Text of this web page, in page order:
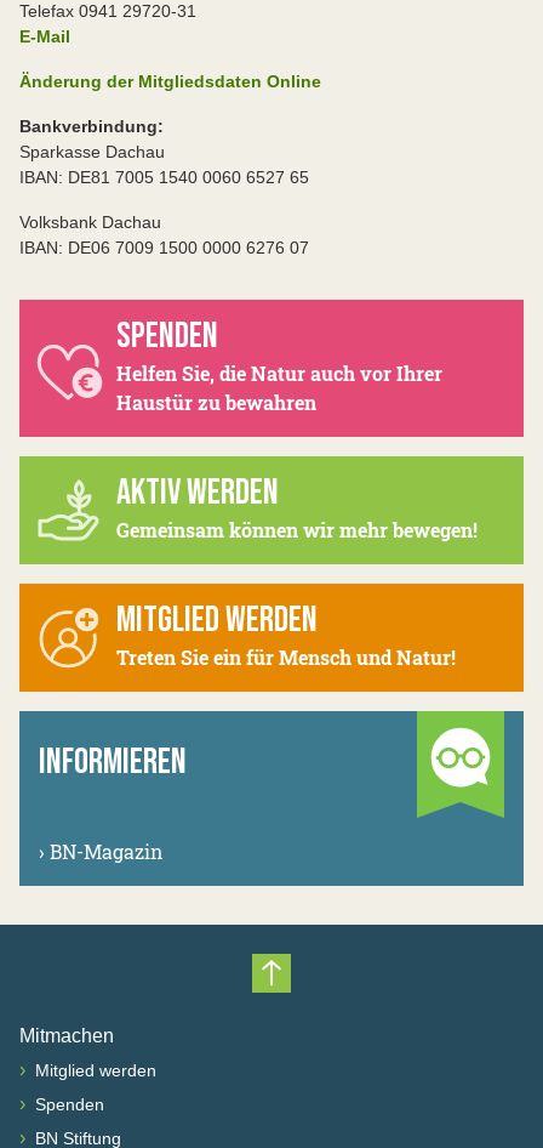
Telefax 0941 29720-31
E-Mail
Änderung der Mitgliedsdaten Online
Bankverbindung:
Sparkasse Dachau
IBAN: DE81 7005 1540 0060 6527 65
Volksbank Dachau
IBAN: DE06 7009 1500 0000 6276 07
SPENDEN
Helfen Sie, die Natur auch vor Ihrer
Haustür zu bewahren
AKTIV WERDEN
Gemeinsam können wir mehr bewegen!
MITGLIED WERDEN
Treten Sie ein für Mensch und Natur!
INFORMIEREN
› BN-Magazin
Nach oben scrollen
Mitmachen
› Mitglied werden
› Spenden
› BN Stiftung